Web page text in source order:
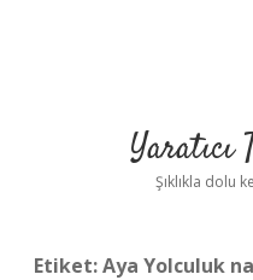
Yaratıcı
Şıklıkla dolu
Etiket:Aya Yolculuk